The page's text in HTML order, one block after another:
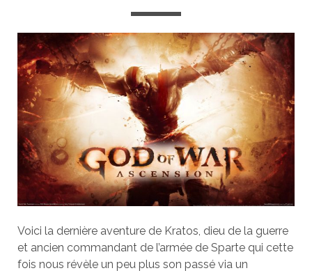
Voici la dernière aventure de Kratos, dieu de la guerre
et ancien commandant de l’armée de Sparte qui cette
fois nous révèle un peu plus son passé via un